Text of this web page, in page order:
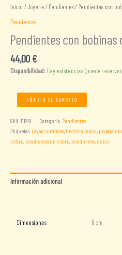
Inicio /Joyería / Pendientes/ Pendientes con
Pendientes
Pendientes con bobinas
44,00 €
Disponibilidad: Hay existencias (puede
Pendientes
con
bobinas
de
cobre,
AÑADIR AL CARRITO
SKU:111241 Categoría: Pendientes
Etiquetas:joyas curativas hecho a mano ,joyería
cobre pendientes de cobre pendientes único
Información adicional
Dimensiones 5 cm